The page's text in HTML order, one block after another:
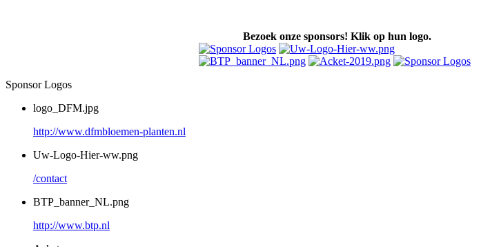
Bezoek onze sponsors! Klik op hun logo.
Sponsor Logos
logo_DFM.jpg
http://www.dfmbloemen-planten.nl
Uw-Logo-Hier-ww.png
/contact
BTP_banner_NL.png
http://www.btp.nl